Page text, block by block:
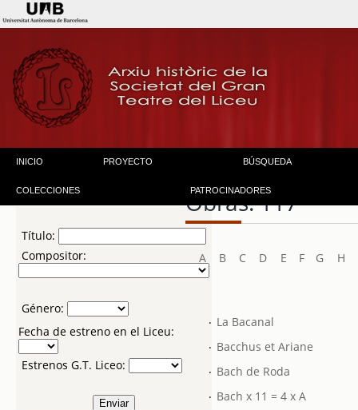
INICIO PROYECTO BÚSQUEDA
COLECCIONES PATROCINADORES
Título:
Compositor:
Género:
Fecha de estreno en el Liceu:
Estrenos G.T. Liceo:
Obras: 117
A B C D E F G H
. La Bacanal
. Bacchus et Ariane
. Bach de Roda
. Bach x 11 = 4 x A